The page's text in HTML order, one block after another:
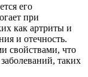
его
при
как артриты и
и отечность.
свойствами, что
таких